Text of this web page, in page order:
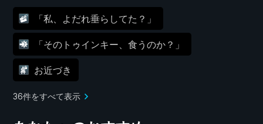
「私、よだれ垂らしてた？」
「そのトゥインキー、食うのか？」
お近づき
36件をすべて表示